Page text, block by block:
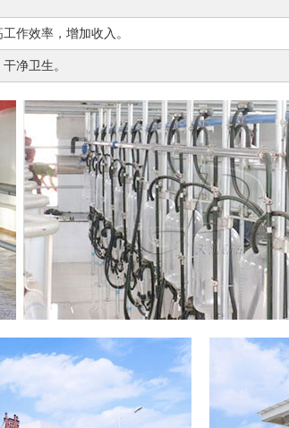
作效率，增加收入。
净卫生。